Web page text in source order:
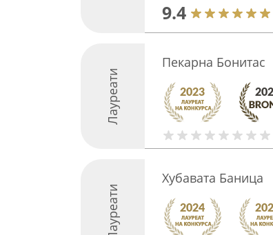
9.4
Лауреати
Пекарна Бонитас
Лауреати
Хубавата Баница